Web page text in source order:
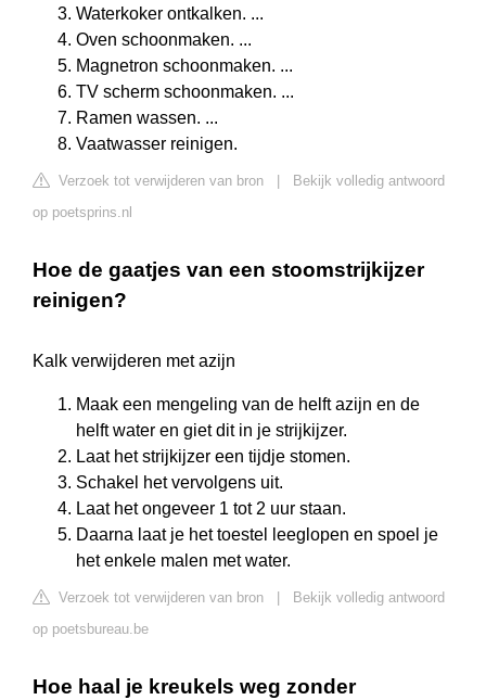
Waterkoker ontkalken. ...
Oven schoonmaken. ...
Magnetron schoonmaken. ...
TV scherm schoonmaken. ...
Ramen wassen. ...
Vaatwasser reinigen.
Verzoek tot verwijderen van bron
Bekijk volledig antwoord
op poetsprins.nl
Hoe de gaatjes van een stoomstrijkijzer
reinigen?
Kalk verwijderen met azijn
Maak een mengeling van de helft azijn en de
helft water en giet dit in je strijkijzer.
Laat het strijkijzer een tijdje stomen.
Schakel het vervolgens uit.
Laat het ongeveer 1 tot 2 uur staan.
Daarna laat je het toestel leeglopen en spoel je
het enkele malen met water.
Verzoek tot verwijderen van bron
Bekijk volledig antwoord
op poetsbureau.be
Hoe haal je kreukels weg zonder